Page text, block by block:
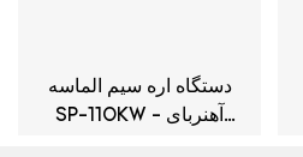
دستگاه اره سیم الماسه
SP-110KW - آهنربای